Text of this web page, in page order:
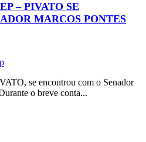
– PIVATO SE
MARCOS PONTES
se encontrou com o Senador
o breve conta...